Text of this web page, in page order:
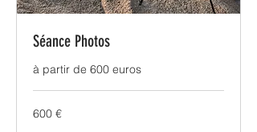
Séance Photos
à partir de 600 euros
600
euros
600 €